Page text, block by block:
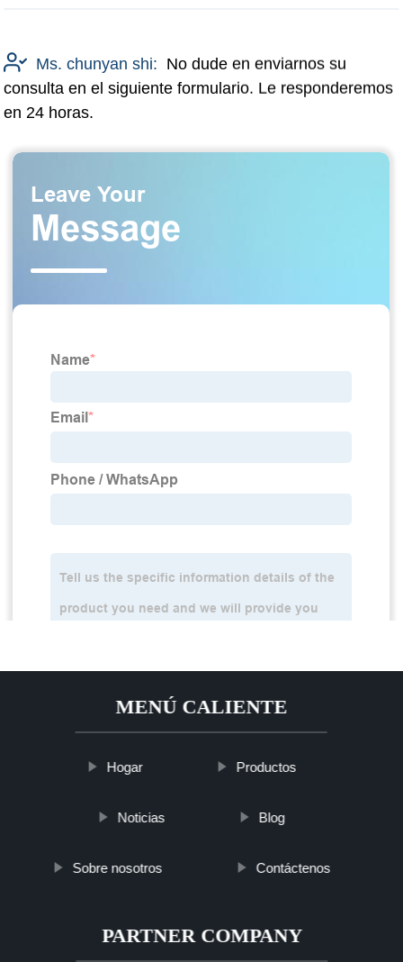
Ms. chunyan shi: No dude en enviarnos su
consulta en el siguiente formulario. Le responderemos
en 24 horas.
MENÚ CALIENTE
Hogar Productos
Noticias Blog
Sobre nosotros Contáctenos
PARTNER COMPANY